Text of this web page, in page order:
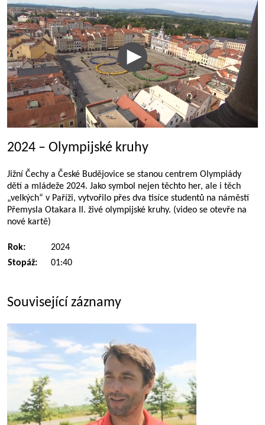
2024 – Olympijské kruhy
Jižní Čechy a České Budějovice se stanou centrem Olympiády
dětí a mládeže 2024. Jako symbol nejen těchto her, ale i těch
„velkých“ v Paříži, vytvořilo přes dva tisíce studentů na náměstí
Přemysla Otakara II. živé olympijské kruhy. (video se otevře na
nové kartě)
Rok:
2024
Stopáž:
01:40
Související záznamy